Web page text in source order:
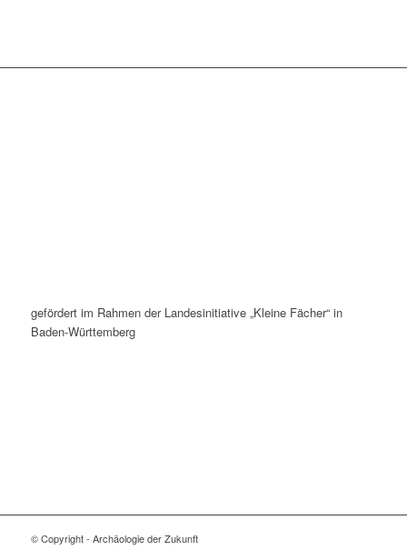
gefördert im Rahmen der Landesinitiative „Kleine Fächer“ in
Baden-Württemberg
© Copyright - Archäologie der Zukunft